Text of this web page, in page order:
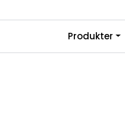
Ledige stillinger |
Produkter